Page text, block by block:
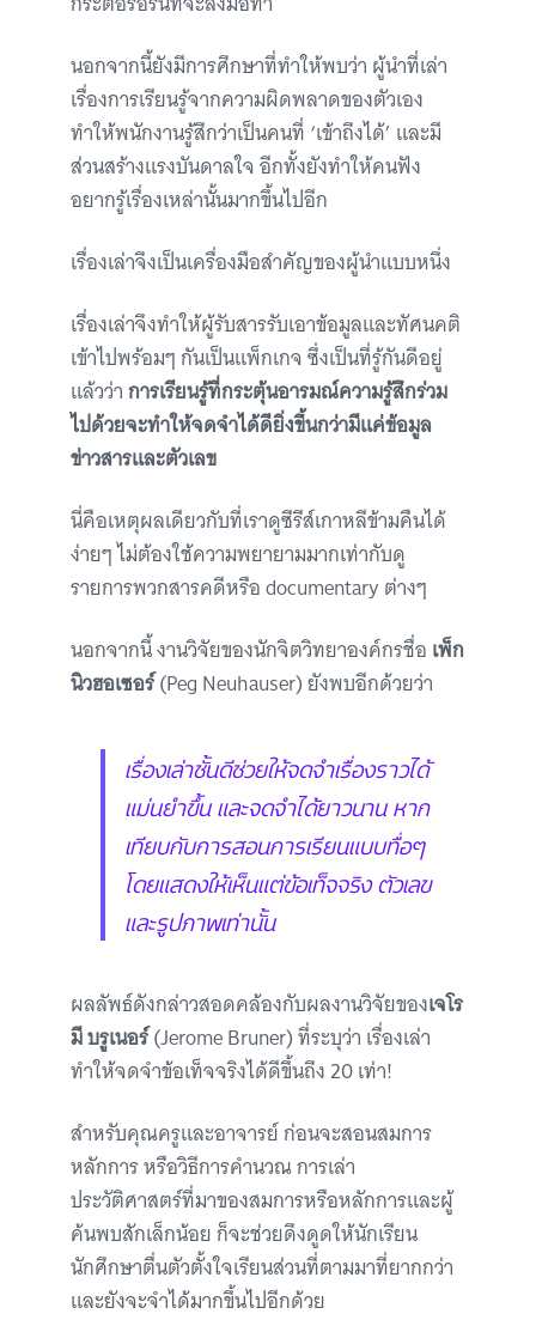
นอกจากนี้ยังมีการศึกษาที่ทำให้พบว่า ผู้นำที่เล่า
เรื่องการเรียนรู้จากความผิดพลาดของตัวเอง
ทำให้พนักงานรู้สึกว่าเป็นคนที่ ‘เข้าถึงได้’ และมี
ส่วนสร้างแรงบันดาลใจ อีกทั้งยังทำให้คนฟัง
อยากรู้เรื่องเหล่านั้นมากขึ้นไปอีก
เรื่องเล่าจึงเป็นเครื่องมือสำคัญของผู้นำแบบหนึ่ง
เรื่องเล่าจึงทำให้ผู้รับสารรับเอาข้อมูลและทัศนคติ
เข้าไปพร้อมๆ กันเป็นแพ็กเกจ ซึ่งเป็นที่รู้กันดีอยู่
แล้วว่าการเรียนรู้ที่กระตุ้นอารมณ์ความรู้สึกร่วม
ไปด้วยจะทำให้จดจำได้ดียิ่งขึ้นกว่ามีแค่ข้อมูล
ข่าวสารและตัวเลข
นี่คือเหตุผลเดียวกับที่เราดูซีรีส์เกาหลีข้ามคืนได้
ง่ายๆ ไม่ต้องใช้ความพยายามมากเท่ากับดู
รายการพวกสารคดีหรือ documentary ต่างๆ
นอกจากนี้ งานวิจัยของนักจิตวิทยาองค์กรชื่อ เพ็ก
นิวฮอเซอร์(Peg Neuhauser) ยังพบอีกด้วยว่า
เรื่องเล่าชั้นดีช่วยให้จดจำเรื่องราวได้
แม่นยำขึ้น และจดจำได้ยาวนาน หาก
เทียบกับการสอนการเรียนแบบทื่อๆ
โดยแสดงให้เห็นแต่ข้อเท็จจริง ตัวเลข
และรูปภาพเท่านั้น
ผลลัพธ์ดังกล่าวสอดคล้องกับผลงานวิจัยของเจโร
มี บรูเนอร์(Jerome Bruner) ที่ระบุว่า เรื่องเล่า
ทำให้จดจำข้อเท็จจริงได้ดีขึ้นถึง 20 เท่า!
สำหรับคุณครูและอาจารย์ ก่อนจะสอนสมการ
หลักการ หรือวิธีการคำนวณ การเล่า
ประวัติศาสตร์ที่มาของสมการหรือหลักการและผู้
ค้นพบสักเล็กน้อย ก็จะช่วยดึงดูดให้นักเรียน
นักศึกษาตื่นตัวตั้งใจเรียนส่วนที่ตามมาที่ยากกว่า
และยังจะจำได้มากขึ้นไปอีกด้วย